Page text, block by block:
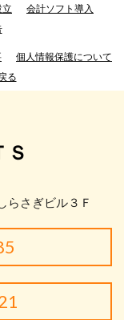
会計ソフト導入
個人情報保護について
る
さぎビル３Ｆ